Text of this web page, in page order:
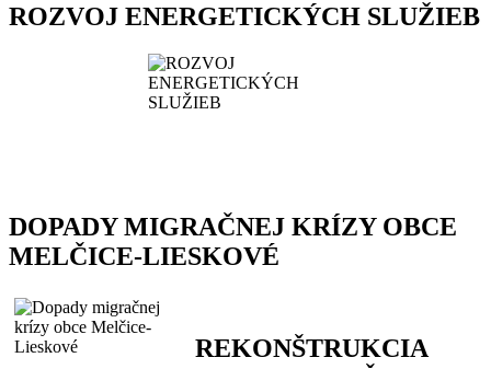
ROZVOJ ENERGETICKÝCH SLUŽIEB
DOPADY MIGRAČNEJ KRÍZY OBCE
MELČICE-LIESKOVÉ
REKONŠTRUKCIA